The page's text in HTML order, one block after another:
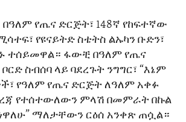
የጤና ድርጅት፣ 148ኛ የከፍተኛው
የዩናይትድ ስቴትስ ልኡካን ቡድን፣
ተሰይመዋል። ፋውቺ በዓለም የጤና
ስብሰባ ላይ ባደረጉት ንግግር፣ “እኔም
የዓለም የጤና ድርጅት ለዓለም አቀፉ
የተሰተውለውን ምላሽ በመምራት በኩል
ማለታቸውን ርዕሰ አንቀጽ ጠሷል።